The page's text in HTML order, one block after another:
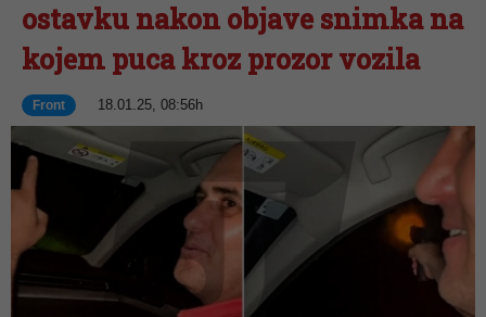
ostavku nakon objave snimka na
kojem puca kroz prozor vozila
Front 18.01.25, 08:56h